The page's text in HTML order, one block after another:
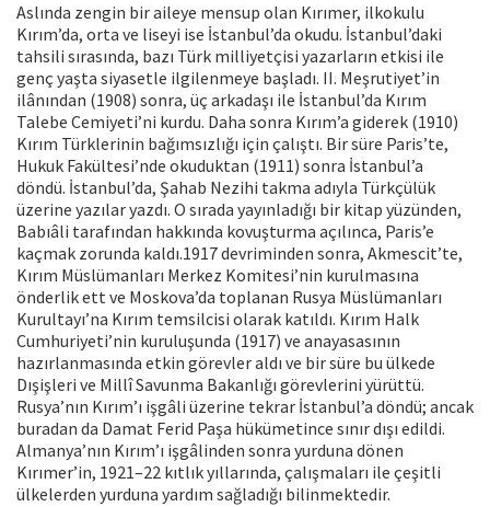
Aslında zengin bir aileye mensup olan Kırımer, ilkokulu
Kırım’da, orta ve liseyi ise İstanbul’da okudu. İstanbul’daki
tahsili sırasında, bazı Türk milliyetçisi yazarların etkisi ile
genç yaşta siyasetle ilgilenmeye başladı. II. Meşrutiyet’in
ilânından (1908) sonra, üç arkadaşı ile İstanbul’da Kırım
Talebe Cemiyeti’ni kurdu. Daha sonra Kırım’a giderek (1910)
Kırım Türklerinin bağımsızlığı için çalıştı. Bir süre Paris’te,
Hukuk Fakültesi’nde okuduktan (1911) sonra İstanbul’a
döndü. İstanbul’da, Şahab Nezihi takma adıyla Türkçülük
üzerine yazılar yazdı. O sırada yayınladığı bir kitap yüzünden,
Babıâli tarafından hakkında kovuşturma açılınca, Paris’e
kaçmak zorunda kaldı.1917 devriminden sonra, Akmescit’te,
Kırım Müslümanları Merkez Komitesi’nin kurulmasına
önderlik ett ve Moskova’da toplanan Rusya Müslümanları
Kurultayı’na Kırım temsilcisi olarak katıldı. Kırım Halk
Cumhuriyeti’nin kuruluşunda (1917) ve anayasasının
hazırlanmasında etkin görevler aldı ve bir süre bu ülkede
Dışişleri ve Millî Savunma Bakanlığı görevlerini yürüttü.
Rusya’nın Kırım’ı işgâli üzerine tekrar İstanbul’a döndü; ancak
buradan da Damat Ferid Paşa hükümetince sınır dışı edildi.
Almanya’nın Kırım’ı işgâlinden sonra yurduna dönen
Kırımer’in, 1921–22 kıtlık yıllarında, çalışmaları ile çeşitli
ülkelerden yurduna yardım sağladığı bilinmektedir.